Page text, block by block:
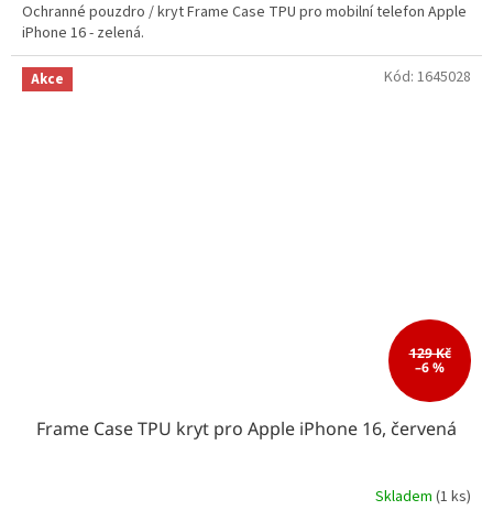
Ochranné pouzdro / kryt Frame Case TPU pro mobilní telefon Apple
iPhone 16 - zelená.
Akce
129 Kč
–6 %
Frame Case TPU kryt pro Apple iPhone 16, červená
Skladem (1 ks)
Kód: 1645028